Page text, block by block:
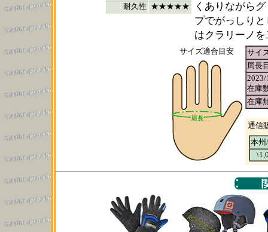
耐久性 ★★★★★
くありながら
プでがっしり
はクラリーノ
サイズ適合目安
サイ
周長
2023/
在庫
在庫
通信
本州